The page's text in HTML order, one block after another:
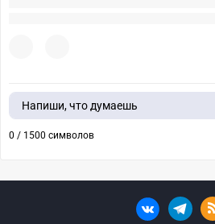
Напиши, что думаешь
0 / 1500 символов